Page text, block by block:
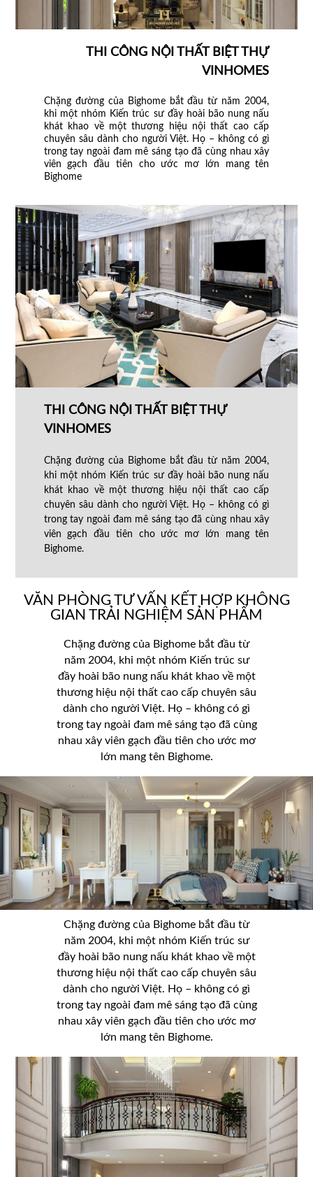
THI CÔNG NỘI THẤT BIỆT THỰ
VINHOMES
Chặng đường của Bighome bắt đầu từ năm 2004,
khi một nhóm Kiến trúc sư đầy hoài bão nung nấu
khát khao về một thương hiệu nội thất cao cấp
chuyên sâu dành cho người Việt. Họ – không có gì
trong tay ngoài đam mê sáng tạo đã cùng nhau xây
viên gạch đầu tiên cho ước mơ lớn mang tên
Bighome
THI CÔNG NỘI THẤT BIỆT THỰ
VINHOMES
Chặng đường của Bighome bắt đầu từ năm 2004,
khi một nhóm Kiến trúc sư đầy hoài bão nung nấu
khát khao về một thương hiệu nội thất cao cấp
chuyên sâu dành cho người Việt. Họ – không có gì
trong tay ngoài đam mê sáng tạo đã cùng nhau xây
viên gạch đầu tiên cho ước mơ lớn mang tên
Bighome.
VĂN PHÒNG TƯ VẤN KẾT HỢP KHÔNG
GIAN TRẢI NGHIỆM SẢN PHẨM
Chặng đường của Bighome bắt đầu từ
năm 2004, khi một nhóm Kiến trúc sư
đầy hoài bão nung nấu khát khao về một
thương hiệu nội thất cao cấp chuyên sâu
dành cho người Việt. Họ – không có gì
trong tay ngoài đam mê sáng tạo đã cùng
nhau xây viên gạch đầu tiên cho ước mơ
lớn mang tên Bighome.
Chặng đường của Bighome bắt đầu từ
năm 2004, khi một nhóm Kiến trúc sư
đầy hoài bão nung nấu khát khao về một
thương hiệu nội thất cao cấp chuyên sâu
dành cho người Việt. Họ – không có gì
trong tay ngoài đam mê sáng tạo đã cùng
nhau xây viên gạch đầu tiên cho ước mơ
lớn mang tên Bighome.